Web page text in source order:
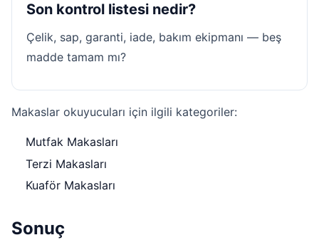
Son kontrol listesi nedir?
Çelik, sap, garanti, iade, bakım ekipmanı — beş
madde tamam mı?
Makaslar okuyucuları için ilgili kategoriler:
Mutfak Makasları
Terzi Makasları
Kuaför Makasları
Sonuç